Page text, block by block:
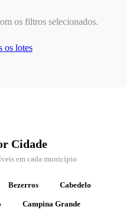
os filtros selecionados.
os lotes
Cidade
em cada município
Bezerros Cabedelo
Campina Grande